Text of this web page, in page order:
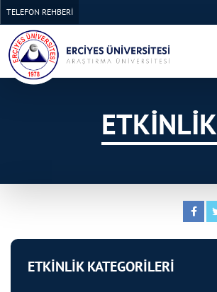
TELEFON REHBERİ
ETKİNLİK
ETKİNLİK KATEGORİLERİ